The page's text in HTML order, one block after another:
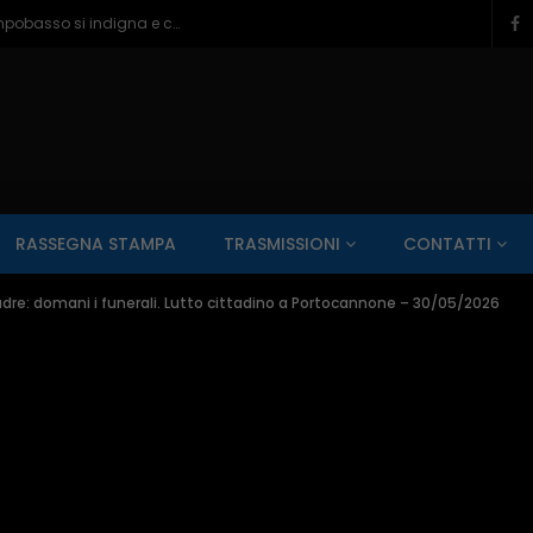
Ragazzine violentate al Romagnoli, Campobasso si indigna e chiede più controlli – 06/08/2026
RASSEGNA STAMPA TRASMISSIONI
SALUTE AI RAGGI X CONTO ALLA ROVESCIA ZONA SPORT
CONTATTI
SALUTE AI RAGGI X ZONA SPORT
– 22/06/2026 Inside Abruzzo – 15/06/2026
domani i funerali. Lutto cittadino a Portocannone – 30/05/2026